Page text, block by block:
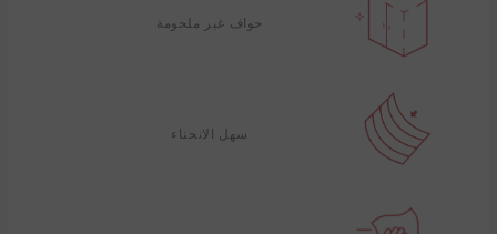
حواف غير ملحومة
سهل الانحناء